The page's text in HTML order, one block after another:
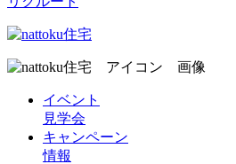
イベント
見学会
キャンペーン
情報